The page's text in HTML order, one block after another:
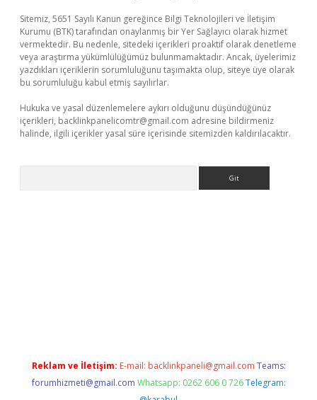
Sitemiz, 5651 Sayılı Kanun gereğince Bilgi Teknolojileri ve İletişim
Kurumu (BTK) tarafından onaylanmış bir Yer Sağlayıcı olarak hizmet
vermektedir. Bu nedenle, sitedeki içerikleri proaktif olarak denetleme
veya araştırma yükümlülüğümüz bulunmamaktadır. Ancak, üyelerimiz
yazdıkları içeriklerin sorumluluğunu taşımakta olup, siteye üye olarak
bu sorumluluğu kabul etmiş sayılırlar.
Hukuka ve yasal düzenlemelere aykırı olduğunu düşündüğünüz
içerikleri, backlinkpanelicomtr@gmail.com adresine bildirmeniz
halinde, ilgili içerikler yasal süre içerisinde sitemizden kaldırılacaktır.
Reklam ve İletişim: E-mail: backlinkpaneli@gmail.com Teams:
forumhizmeti@gmail.com Whatsapp: 0262 606 0 726 Telegram: